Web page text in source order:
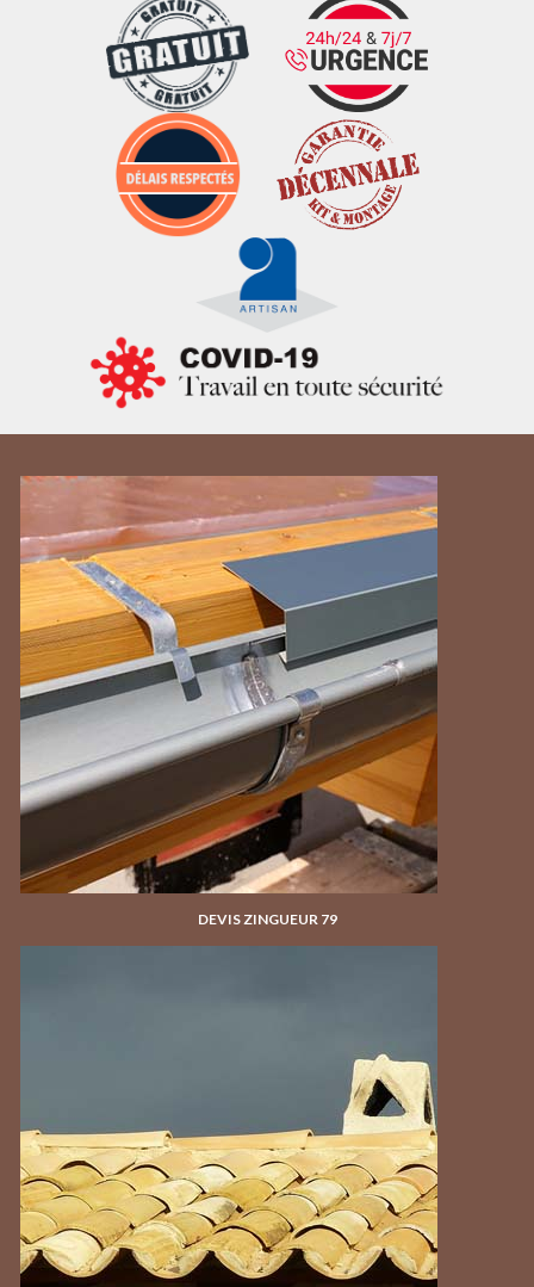
DEVIS ZINGUEUR 79